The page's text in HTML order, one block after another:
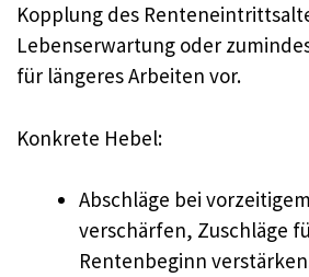
Kopplung des
Lebenserwartung oder
für längeres Arbeiten vor.
Konkrete Hebel:
Abschläge bei
verschärfen, Zuschläge
Rentenbeginn